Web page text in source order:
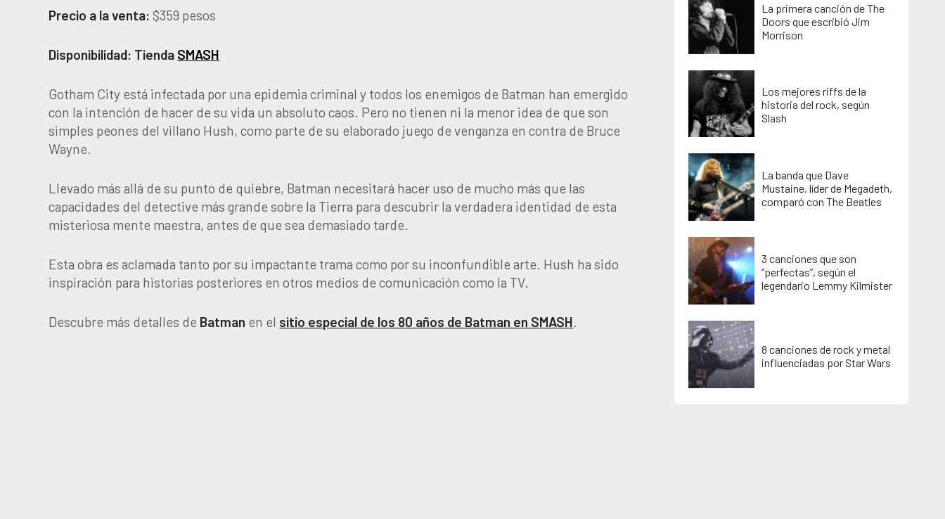
Precio a la venta:$359 pesos
Disponibilidad: Tienda SMASH
Gotham City está infectada por una epidemia criminal y todos los enemigos de Batman han emergido
con la intención de hacer de su vida un absoluto caos. Pero no tienen ni la menor idea de que son
simples peones del villano Hush, como parte de su elaborado juego de venganza en contra de Bruce
Wayne.
Llevado más allá de su punto de quiebre, Batman necesitará hacer uso de mucho más que las
capacidades del detective más grande sobre la Tierra para descubrir la verdadera identidad de esta
misteriosa mente maestra, antes de que sea demasiado tarde.
Esta obra es aclamada tanto por su impactante trama como por su inconfundible arte. Hush ha sido
inspiración para historias posteriores en otros medios de comunicación como la TV.
Descubre más detalles de Batman en el sitio especial de los 80 años de Batman en SMASH.
La primera canción de The
Doors que escribió Jim
Morrison
Los mejores riffs de la
historia del rock, según
Slash
La banda que Dave
Mustaine, líder de Megadeth,
comparó con The Beatles
3 canciones que son
“perfectas”, según el
legendario Lemmy Kilmister
8 canciones de rock y metal
influenciadas por Star Wars